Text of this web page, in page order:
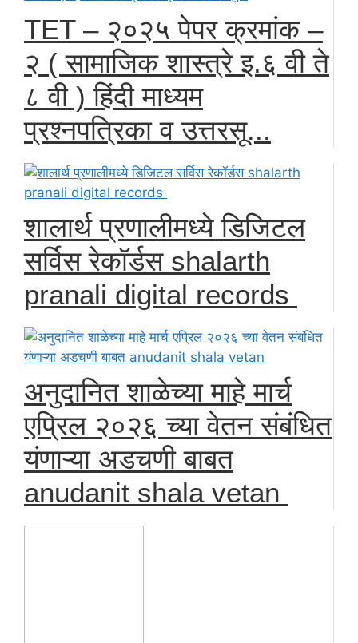
TET – २०२५ पेपर क्रमांक –
२ ( सामाजिक शास्त्रे इ.६ वी ते
८ वी ) हिंदी माध्यम
प्रश्नपत्रिका व उत्तरसू...
शालार्थ प्रणालीमध्ये डिजिटल
सर्विस रेकॉर्डस shalarth
pranali digital records
अनुदानित शाळेच्या माहे मार्च
एप्रिल २०२६ च्या वेतन संबंधित
यंणाऱ्या अडचणी बाबत
anudanit shala vetan